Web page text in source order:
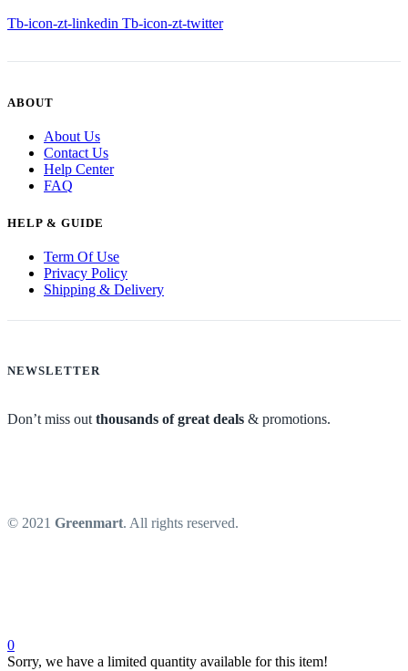
Tb-icon-zt-linkedin Tb-icon-zt-twitter
ABOUT
About Us
Contact Us
Help Center
FAQ
HELP & GUIDE
Term Of Use
Privacy Policy
Shipping & Delivery
NEWSLETTER
Don’t miss out thousands of great deals & promotions.
© 2021 Greenmart. All rights reserved.
0
Sorry, we have a limited quantity available for this item!